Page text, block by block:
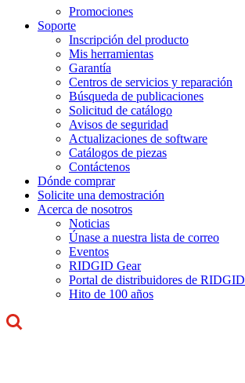
Promociones
Soporte
Inscripción del producto
Mis herramientas
Garantía
Centros de servicios y reparación
Búsqueda de publicaciones
Solicitud de catálogo
Avisos de seguridad
Actualizaciones de software
Catálogos de piezas
Contáctenos
Dónde comprar
Solicite una demostración
Acerca de nosotros
Noticias
Únase a nuestra lista de correo
Eventos
RIDGID Gear
Portal de distribuidores de RIDGID
Hito de 100 años